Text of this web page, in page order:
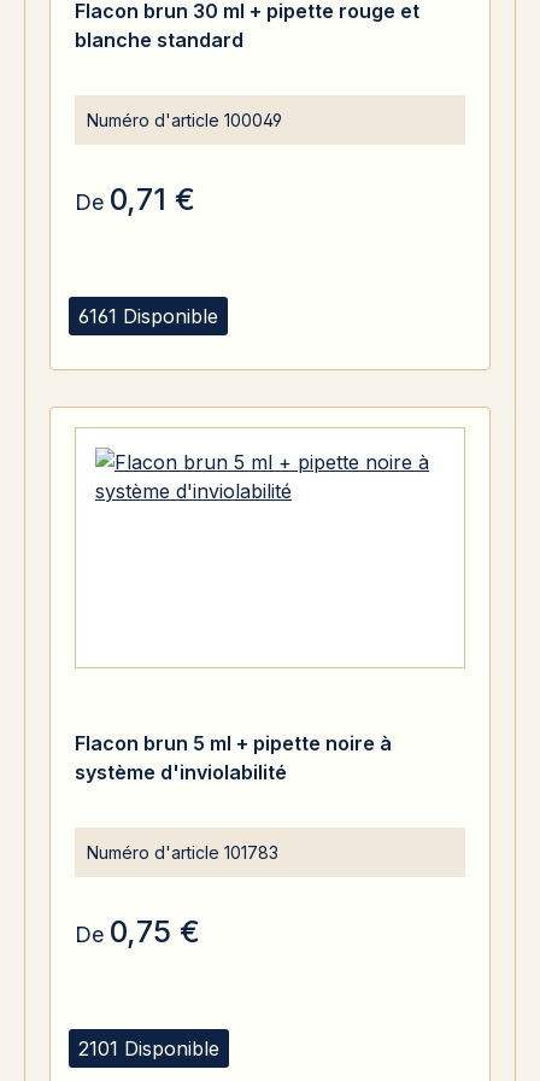
6161 Disponible
Flacon brun 30 ml + pipette rouge et
blanche standard
Numéro d'article 100049
De 0,71 €
2101 Disponible
Flacon brun 5 ml + pipette noire à
système d'inviolabilité
Numéro d'article 101783
De 0,75 €